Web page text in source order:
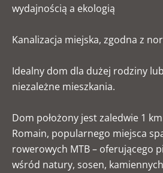
wydajnością a ekologią
Kanalizacja miejska, zgodna z
Idealny dom dla dużej rodziny
niezależne mieszkania.
Dom położony jest zaledwie 1
Romain, popularnego miejsca
rowerowych MTB – oferującego
wśród natury, sosen,